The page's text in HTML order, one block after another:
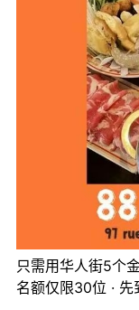
只需用华人街5个
名额仅限30位 · 先